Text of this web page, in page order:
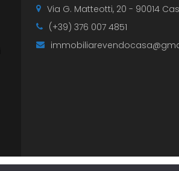
Via G. Matteotti, 20 - 90014
(+39) 376 007 4851